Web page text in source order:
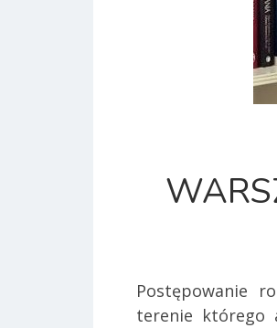
Postępowanie
terenie którego